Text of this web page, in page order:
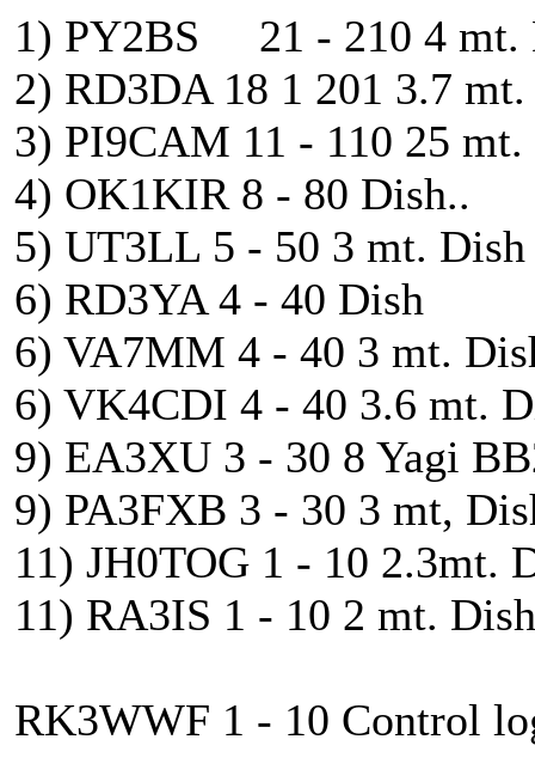
1) PY2BS 21 - 210 4 mt.
2) RD3DA 18 1 201 3.7
3) PI9CAM 11 - 110 25
4) OK1KIR 8 - 80 Dish..
5) UT3LL 5 - 50 3 mt. Dish
6) RD3YA 4 - 40 Dish
6) VA7MM 4 - 40 3 mt.
6) VK4CDI 4 - 40 3.6 mt.
9) EA3XU 3 - 30 8 Yagi
9) PA3FXB 3 - 30 3 mt,
11) JH0TOG 1 - 10 2.3mt.
11) RA3IS 1 - 10 2 mt.
RK3WWF 1 - 10 Control